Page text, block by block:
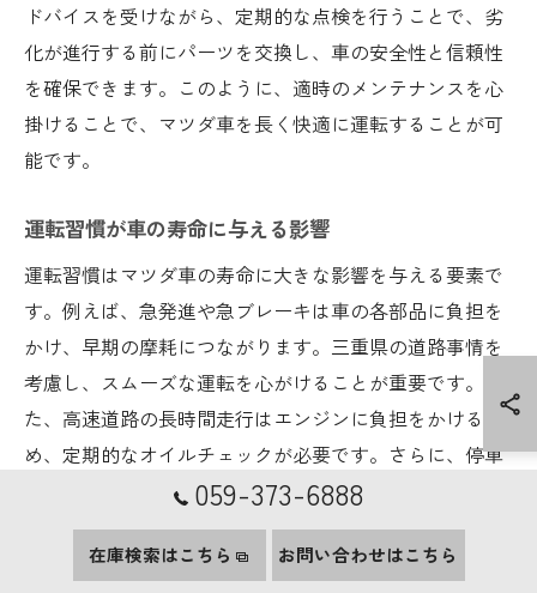
ドバイスを受けながら、定期的な点検を行うことで、劣
化が進行する前にパーツを交換し、車の安全性と信頼性
を確保できます。このように、適時のメンテナンスを心
掛けることで、マツダ車を長く快適に運転することが可
能です。
運転習慣が車の寿命に与える影響
運転習慣はマツダ車の寿命に大きな影響を与える要素で
す。例えば、急発進や急ブレーキは車の各部品に負担を
かけ、早期の摩耗につながります。三重県の道路事情を
考慮し、スムーズな運転を心がけることが重要です。ま
た、高速道路の長時間走行はエンジンに負担をかけるた
め、定期的なオイルチェックが必要です。さらに、停車
中のアイドリングを控えることも、エンジンの寿命を延
ばすために効果的です。こうした運転習慣を取り入れる
ことで、マツダ車のパフォーマンスを長く維持し、安心
059-373-6888
在庫検索はこちら お問い合わせはこちら